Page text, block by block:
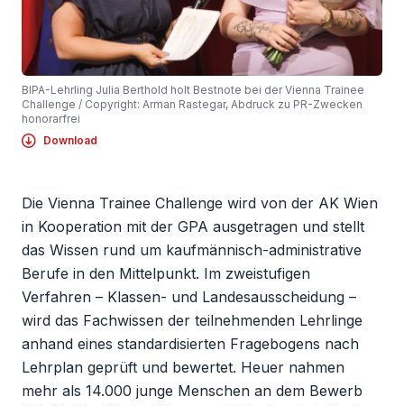
BIPA-Lehrling Julia Berthold holt Bestnote bei der Vienna Trainee
Challenge / Copyright: Arman Rastegar, Abdruck zu PR-Zwecken
honorarfrei
Download
Die Vienna Trainee Challenge wird von der AK Wien
in Kooperation mit der GPA ausgetragen und stellt
das Wissen rund um kaufmännisch-administrative
Berufe in den Mittelpunkt. Im zweistufigen
Verfahren – Klassen- und Landesausscheidung –
wird das Fachwissen der teilnehmenden Lehrlinge
anhand eines standardisierten Fragebogens nach
Lehrplan geprüft und bewertet. Heuer nahmen
mehr als 14.000 junge Menschen an dem Bewerb